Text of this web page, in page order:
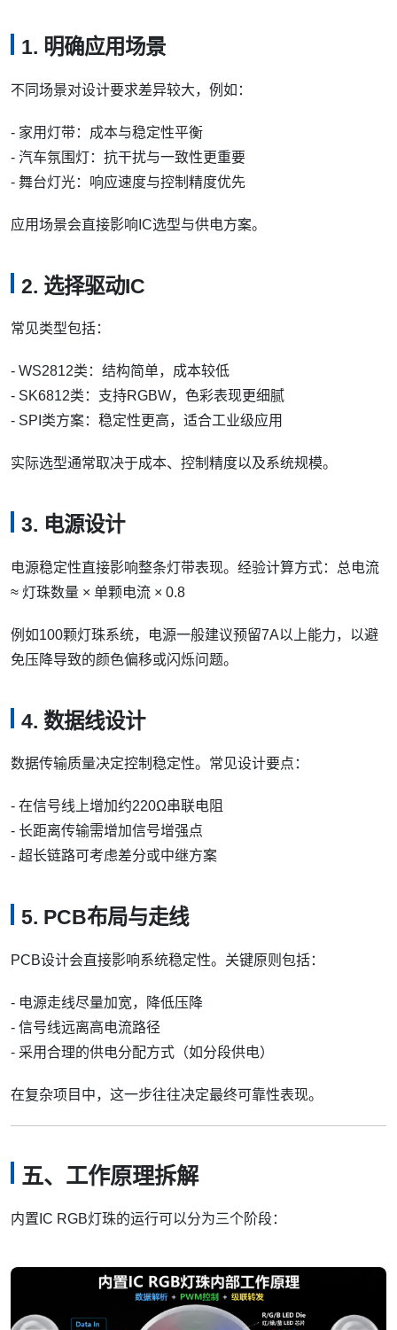
1. 明确应用场景
不同场景对设计要求差异较大，例如：
- 家用灯带：成本与稳定性平衡
- 汽车氛围灯：抗干扰与一致性更重要
- 舞台灯光：响应速度与控制精度优先
应用场景会直接影响IC选型与供电方案。
2. 选择驱动IC
常见类型包括：
- WS2812类：结构简单，成本较低
- SK6812类：支持RGBW，色彩表现更细腻
- SPI类方案：稳定性更高，适合工业级应用
实际选型通常取决于成本、控制精度以及系统规模。
3. 电源设计
电源稳定性直接影响整条灯带表现。经验计算方式：总电流
≈ 灯珠数量 × 单颗电流 × 0.8
例如100颗灯珠系统，电源一般建议预留7A以上能力，以避
免压降导致的颜色偏移或闪烁问题。
4. 数据线设计
数据传输质量决定控制稳定性。常见设计要点：
- 在信号线上增加约220Ω串联电阻
- 长距离传输需增加信号增强点
- 超长链路可考虑差分或中继方案
5. PCB布局与走线
PCB设计会直接影响系统稳定性。关键原则包括：
- 电源走线尽量加宽，降低压降
- 信号线远离高电流路径
- 采用合理的供电分配方式（如分段供电）
在复杂项目中，这一步往往决定最终可靠性表现。
五、工作原理拆解
内置IC RGB灯珠的运行可以分为三个阶段：